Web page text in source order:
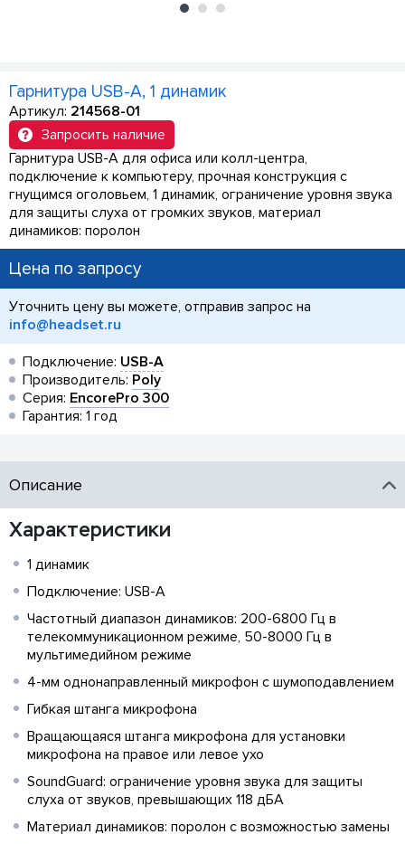
Гарнитура USB-A, 1 динамик
Артикул: 214568-01
Запросить наличие
Гарнитура USB-A для офиса или колл-центра,
подключение к компьютеру, прочная конструкция с
гнущимся оголовьем, 1 динамик, ограничение уровня звука
для защиты слуха от громких звуков, материал
динамиков: поролон
Цена по запросу
Уточнить цену вы можете, отправив запрос на
info@headset.ru
Подключение: USB-A
Производитель: Poly
Серия: EncorePro 300
Гарантия: 1 год
Описание
Характеристики
1 динамик
Подключение: USB-A
Частотный диапазон динамиков: 200-6800 Гц в
телекоммуникационном режиме, 50-8000 Гц в
мультимедийном режиме
4-мм однонаправленный микрофон с шумоподавлением
Гибкая штанга микрофона
Вращающаяся штанга микрофона для установки
микрофона на правое или левое ухо
SoundGuard: ограничение уровня звука для защиты
слуха от звуков, превышающих 118 дБА
Материал динамиков: поролон с возможностью замены